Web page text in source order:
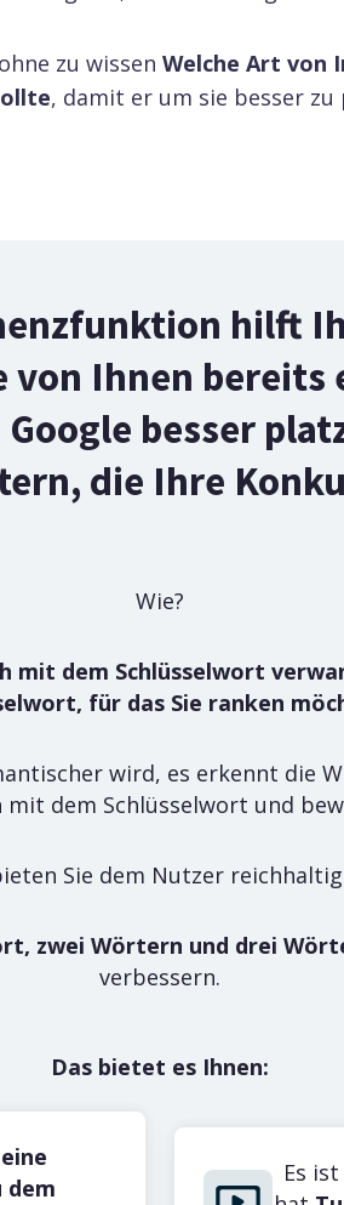
Suchergebnissen.
zu wissen Welche Art von
, damit er um sie besser
hilft
von Ihnen bereits
besser
die Ihre
Wie?
mit dem Schlüsselwort
für das Sie ranken
wird, es erkennt die
mit dem Schlüsselwort und
Sie dem Nutzer
zwei Wörtern und drei
verbessern.
Das bietet es Ihnen:
dem
Es